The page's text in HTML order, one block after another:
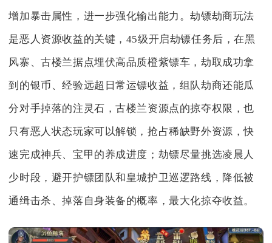
增加暴击属性，进一步强化输出能力。劫镖劫商玩法
是恶人资源收益的关键，45级开启劫镖任务后，在黑
风寨、古楼兰据点埋伏高品质橙紫镖车，劫取成功拿
到的银币、经验远超日常运镖收益，组队劫商还能瓜
分对手掉落的注灵石，古楼兰资源点的掠夺权限，也
只有恶人状态玩家可以解锁，抢占稀缺野外资源，快
速完成神兵、宝甲的养成进度；劫镖尽量挑选凌晨人
少时段，避开护镖团队和皇城护卫巡逻路线，降低被
通缉击杀、掉落自身装备的概率，最大化掠夺收益。